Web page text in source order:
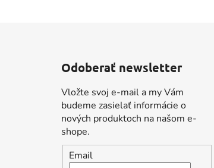
Odoberať newsletter
Vložte svoj e-mail a my Vám
budeme zasielať informácie o
nových produktoch na našom e-
shope.
Email